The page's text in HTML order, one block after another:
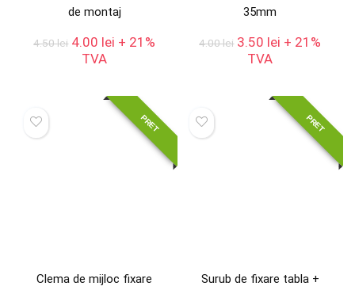
de montaj
4.50lei Prețul
inițial
4.50 lei.
4.00 lei Prețul
+ 21%
TVA
35mm
4.00lei Prețul
inițial
4.00 lei.
3.50 lei Prețul
+ 21%
TVA
PRET
Clema de mijloc fixare
PRET
Surub de fixare tabla +